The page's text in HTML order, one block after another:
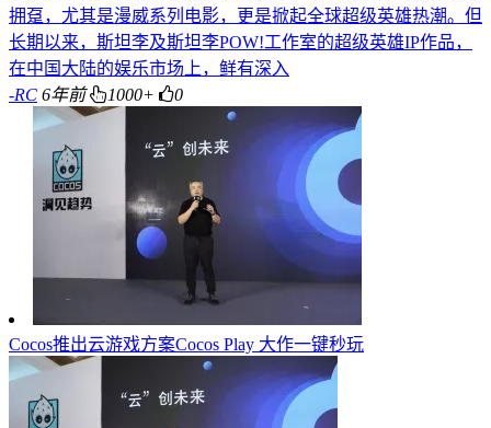
拥趸，尤其是漫威系列电影，更是掀起全球超级英雄热潮。但
长期以来，斯坦李及斯坦李POW!工作室的超级英雄IP作品，
在中国大陆的娱乐市场上，鲜有深入
-RC 6年前 1000+ 0
Cocos推出云游戏方案Cocos Play 大作一键秒玩